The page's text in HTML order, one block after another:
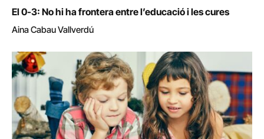
El 0-3: No hi ha frontera entre l’educació i les cures
Aina Cabau Vallverdú